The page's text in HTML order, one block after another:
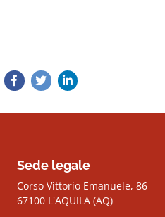
Sede legale
Corso Vittorio Emanuele, 86
67100 L'AQUILA (AQ)